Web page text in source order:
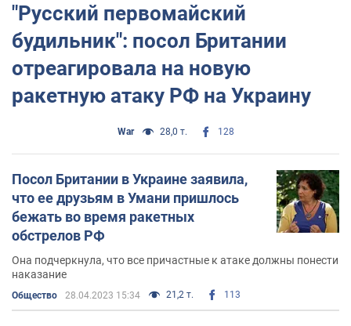
"Русский первомайский
будильник": посол Британии
отреагировала на новую
ракетную атаку РФ на Украину
War 28,0 т. 128
Посол Британии в Украине заявила,
что ее друзьям в Умани пришлось
бежать во время ракетных
обстрелов РФ
Она подчеркнула, что все причастные к атаке должны понести
наказание
Общество 28.04.2023 15:34 21,2 т. 113